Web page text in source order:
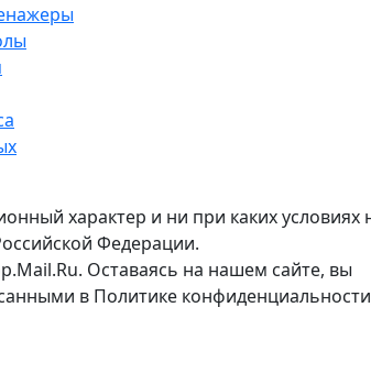
характер и ни при каких условиях
Федерации.
Оставаясь на нашем сайте, вы
в Политике